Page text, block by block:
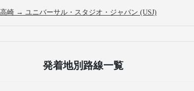
高崎 → ユニバーサル・スタジオ・ジャパン (USJ)
発着地別路線一覧